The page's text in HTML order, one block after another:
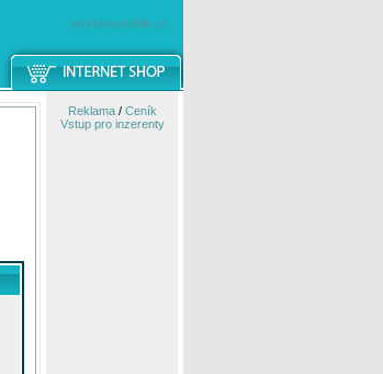
windowsmobile.cz
Reklama/ Ceník
Vstup pro inzerenty